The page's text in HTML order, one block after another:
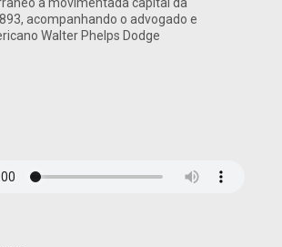
acompanhando o advogado e
Walter Phelps Dodge